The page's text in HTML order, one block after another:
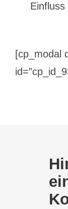
Einfluss
[cp_modal